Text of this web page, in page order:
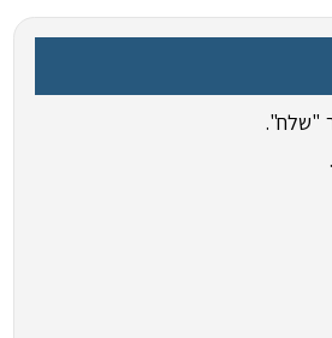
"שלח".